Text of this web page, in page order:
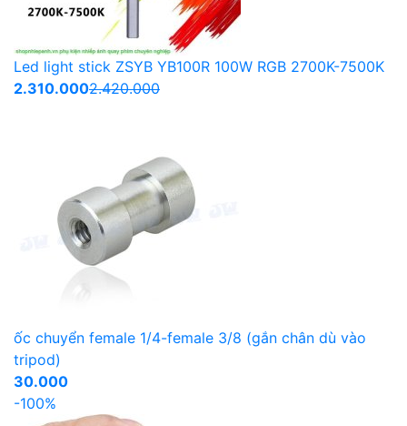
Led light stick ZSYB YB100R 100W RGB 2700K-7500K
2.310.0002.420.000
ốc chuyển female 1/4-female 3/8 (gắn chân dù vào
tripod)
30.000
-100%